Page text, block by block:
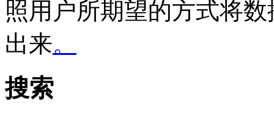
照用户所期望的方式将
出来。
搜索